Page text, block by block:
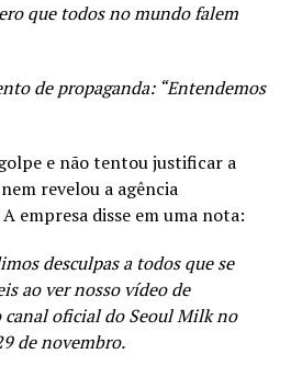
que todos no mundo falem
de propaganda: “Entendemos
e não tentou justificar a
revelou a agência
empresa disse em uma nota:
desculpas a todos que se
ao ver nosso vídeo de
oficial do Seoul Milk no
de novembro.